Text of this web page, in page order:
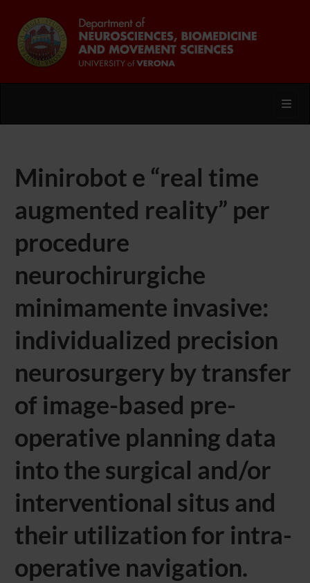
Minirobot e “real time
augmented reality” per
procedure
neurochirurgiche
minimamente invasive:
individualized precision
neurosurgery by transfer
of image-based pre-
operative planning data
into the surgical and/or
interventional situs and
their utilization for intra-
operative navigation.